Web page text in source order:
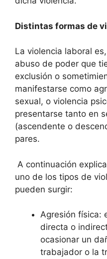
Distintas formas de
La violencia laboral
abuso de poder que
exclusión o
manifestarse como
sexual, o violencia
presentarse tanto en
(ascendente o
pares.
A continuación
uno de los tipos de
pueden surgir:
Agresión física:
directa o
ocasionar un
trabajador o la